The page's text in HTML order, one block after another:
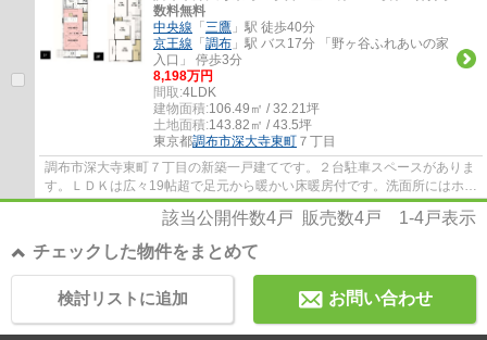
数料無料
中央線 「 三鷹 」駅 徒歩40分
京王線 「 調布 」駅 バス17分 「野ヶ谷ふれあいの家
入口」 停歩3分
8,198万円
間取:4LDK
建物面積:106.49㎡ / 32.21坪
土地面積:143.82㎡ / 43.5坪
東京都調布市深大寺東町 ７丁目
調布市深大寺東町７丁目の新築一戸建てです。２台駐車スペースがありま
す。ＬＤＫは広々19帖超で足元から暖かい床暖房付です。洗面所にはホス
クリーンがあり、毎日のお洗濯がラクにな...
該当公開件数4戸 販売数4戸 1-4戸表示
チェックした物件をまとめて
お問い合わせ
検討リストに追加